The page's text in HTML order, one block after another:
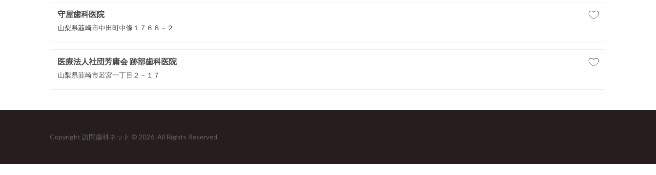
守屋歯科医院
山梨県韮崎市中田町中條１７６８－２
医療法人社団芳庸会 跡部歯科医院
山梨県韮崎市若宮一丁目２－１７
Copyright 訪問歯科ネット © 2026. All Rights Reserved